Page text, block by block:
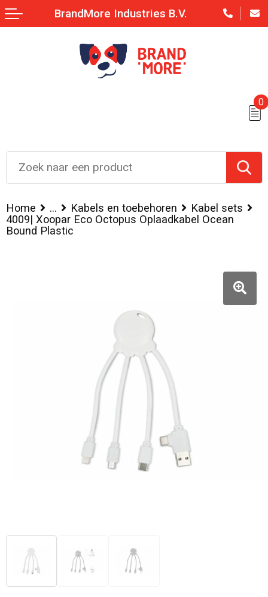
0
BrandMore Industries B.V.
Home ... Kabels en toebehoren
Kabel sets
4009| Xoopar Eco Octopus Oplaadkabel Ocean
Bound Plastic